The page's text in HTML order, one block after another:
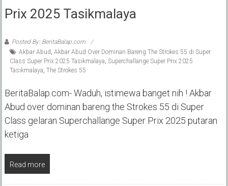
Prix 2025 Tasikmalaya
Posted By: BeritaBalap.com
Akbar Abud, Akbar Abud Over Dominan Bareng The Strokes 55 di Super
Class Super Prix 2025 Tasikmalaya, Superchallange Super Prix 2025
Tasikmalaya, The Strokes 55
BeritaBalap.com- Waduh, istimewa banget nih ! Akbar
Abud over dominan bareng the Strokes 55 di Super
Class gelaran Superchallange Super Prix 2025 putaran
ketiga
Read more